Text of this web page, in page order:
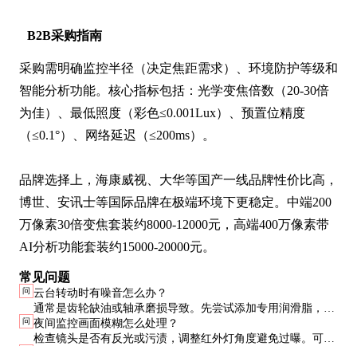
B2B采购指南
采购需明确监控半径（决定焦距需求）、环境防护等级和
智能分析功能。核心指标包括：光学变焦倍数（20-30倍
为佳）、最低照度（彩色≤0.001Lux）、预置位精度
（≤0.1°）、网络延迟（≤200ms）。
品牌选择上，海康威视、大华等国产一线品牌性价比高，
博世、安讯士等国际品牌在极端环境下更稳定。中端200
万像素30倍变焦套装约8000-12000元，高端400万像素带
AI分析功能套装约15000-20000元。
常见问题
问 云台转动时有噪音怎么办？
通常是齿轮缺油或轴承磨损导致。先尝试添加专用润滑脂，若
无效需更换传动部件。安装不平衡也会引起异常振动。
问 夜间监控画面模糊怎么处理？
检查镜头是否有反光或污渍，调整红外灯角度避免过曝。可开